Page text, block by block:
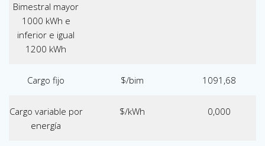
Bimestral mayor
1000 kWh e
inferior e igual
1200 kWh
Cargo fijo $/bim 1091,68
Cargo variable por
energía
$/kWh 0,000